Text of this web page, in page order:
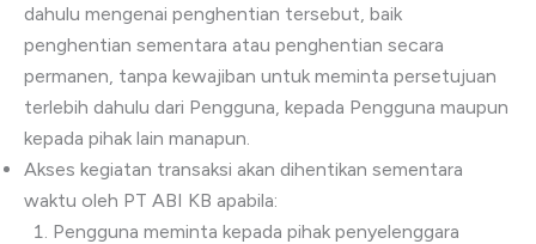
dahulu mengenai penghentian tersebut, baik
penghentian sementara atau penghentian secara
permanen, tanpa kewajiban untuk meminta persetujuan
terlebih dahulu dari Pengguna, kepada Pengguna maupun
kepada pihak lain manapun.
Akses kegiatan transaksi akan dihentikan sementara
waktu oleh PT ABI KB apabila:
Pengguna meminta kepada pihak penyelenggara